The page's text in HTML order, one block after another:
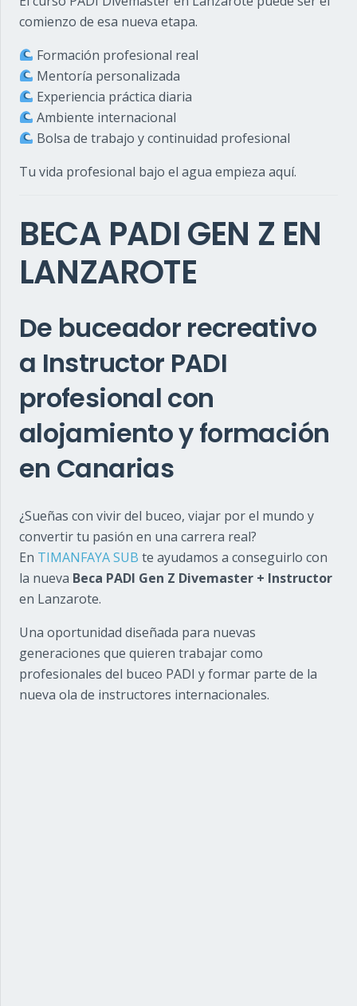
comienzo de esa nueva etapa.
Formación profesional real
Mentoría personalizada
Experiencia práctica diaria
Ambiente internacional
Bolsa de trabajo y continuidad profesional
Tu vida profesional bajo el agua empieza aquí.
BECA PADI GEN Z EN
LANZAROTE
De buceador recreativo
a Instructor PADI
profesional con
alojamiento y formación
en Canarias
¿Sueñas con vivir del buceo, viajar por el mundo y
convertir tu pasión en una carrera real?
En TIMANFAYA SUB te ayudamos a conseguirlo con
la nueva Beca PADI Gen Z Divemaster + Instructor
en Lanzarote.
Una oportunidad diseñada para nuevas
generaciones que quieren trabajar como
profesionales del buceo PADI y formar parte de la
nueva ola de instructores internacionales.